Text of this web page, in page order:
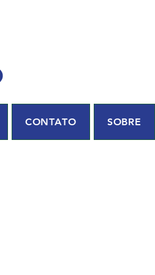
CONTATO SOBRE